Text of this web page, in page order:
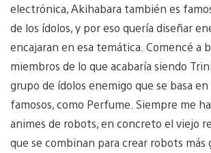
electrónica, Akihabara también es
de los ídolos, y por eso quería diseñar
encajaran en esa temática. Comencé a
miembros de lo que acabaría siendo
grupo de ídolos enemigo que se basa
famosos, como Perfume. Siempre me
animes de robots, en concreto el viejo
que se combinan para crear robots más